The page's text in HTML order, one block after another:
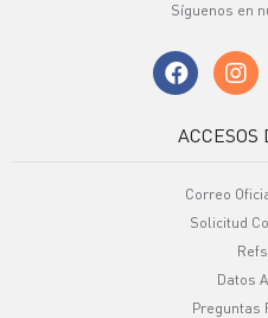
Síguenos en
ACCESOS
Correo
Solicitud
Datos
Preguntas